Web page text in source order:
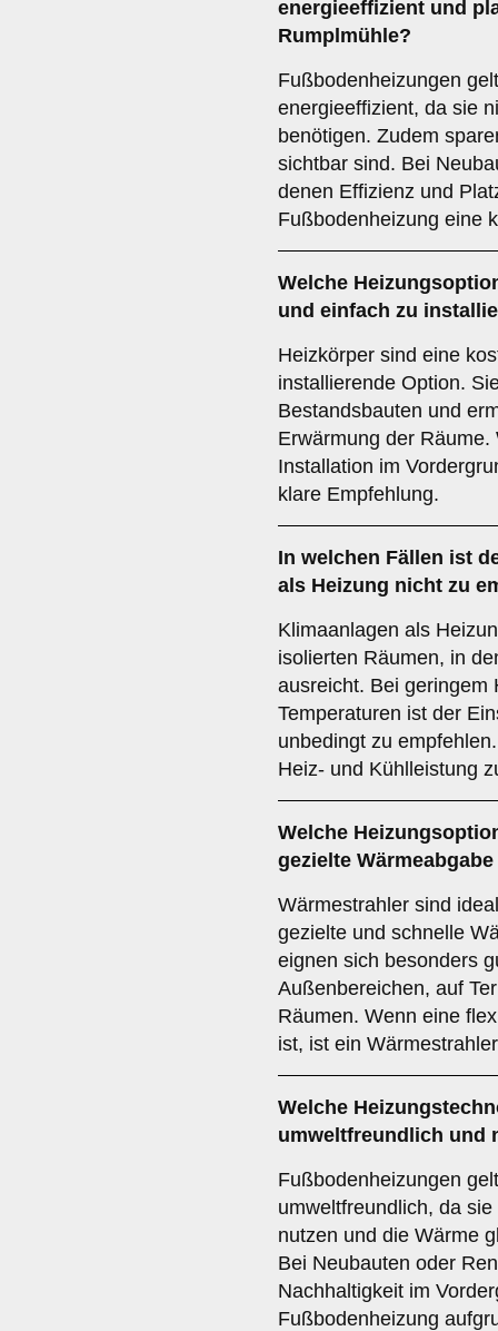
energieeffizient und
Rumplmühle?
Fußbodenheizungen
energieeffizient, da sie
benötigen. Zudem
sichtbar sind. Bei
denen Effizienz und
Fußbodenheizung eine
Welche
und einfach zu
Heizkörper sind eine
installierende Option.
Bestandsbauten und
Erwärmung der
Installation im
klare Empfehlung.
In welchen Fällen ist
als Heizung nicht zu
Klimaanlagen als
isolierten Räumen, in
ausreicht. Bei geringem
Temperaturen ist der
unbedingt zu
Heiz- und Kühlleistung
Welche
gezielte
Wärmestrahler sind
gezielte und schnelle
eignen sich besonders
Außenbereichen, auf
Räumen. Wenn eine
ist, ist ein
Welche
umweltfreundlich und
Fußbodenheizungen
umweltfreundlich, da
nutzen und die Wärme
Bei Neubauten oder
Nachhaltigkeit im
Fußbodenheizung